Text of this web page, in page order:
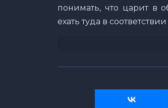
понимать, что царит в
ехать туда в